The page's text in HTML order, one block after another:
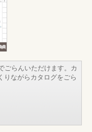
ごらんいただけます。カ
りながらカタログをごら